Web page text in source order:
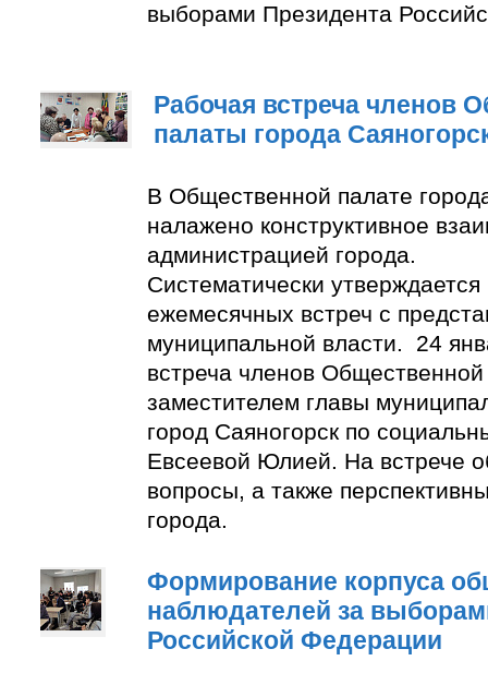
выборами Президента
Рабочая встреча членов
палаты города
В Общественной палате
налажено конструктивное
администрацией города.
Систематически утверждается
ежемесячных встреч с
муниципальной власти. 24
встреча членов
заместителем главы
город Саяногорск по
Евсеевой Юлией. На встрече
вопросы, а также
города.
Формирование корпуса
наблюдателей за
Российской Федерации